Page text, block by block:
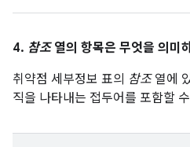
4. 참조열의 항목은 무엇을 의미
취약점 세부정보 표의 참조열에
직을 나타내는 접두어를 포함할